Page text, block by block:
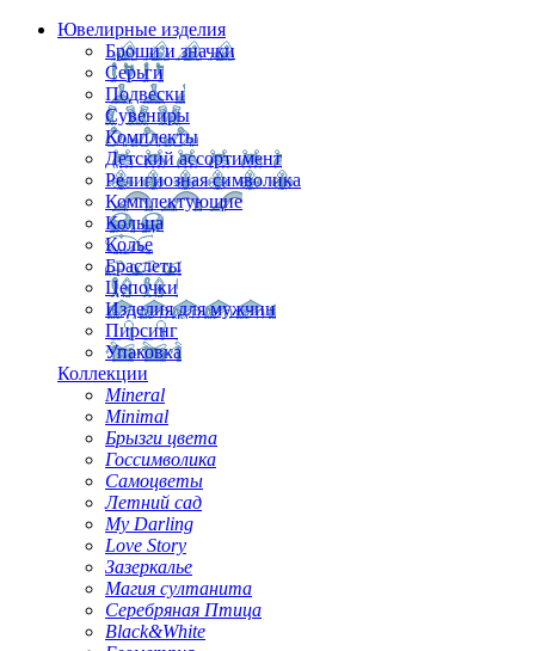
Ювелирные изделия
Броши и значки
Серьги
Подвески
Сувениры
Комплекты
Детский ассортимент
Религиозная символика
Комплектующие
Кольца
Колье
Браслеты
Цепочки
Изделия для мужчин
Пирсинг
Упаковка
Коллекции
Mineral
Minimal
Брызги цвета
Госсимволика
Самоцветы
Летний сад
My Darling
Love Story
Зазеркалье
Магия султанита
Серебряная Птица
Black&White